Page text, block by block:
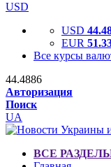
USD
USD
EUR
Все курсы
44.4886
Авторизация
Поиск
UA
ВСЕ